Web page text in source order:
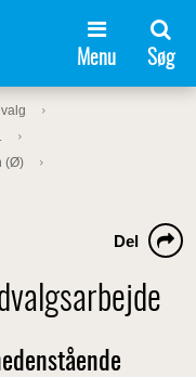
Menu Søg
(Ø)
Del